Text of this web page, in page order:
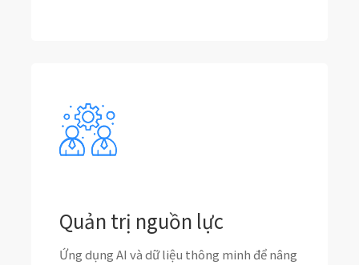
Quản trị nguồn lực
Ứng dụng AI và dữ liệu thông minh để nâng